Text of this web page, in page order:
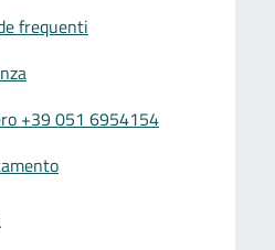
frequenti
+39 051 6954154